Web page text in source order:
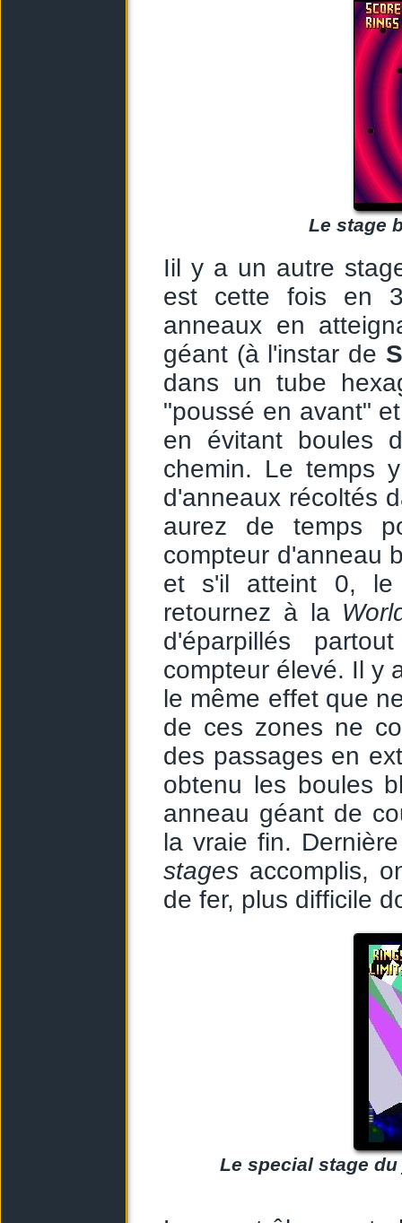
Le stage
Iil y a un autre
est cette fois en
anneaux en
géant (à l'instar de
dans un tube
"poussé en avant"
en évitant boules
chemin. Le temps
d'anneaux récoltés
aurez de temps
compteur d'anneau
et s'il atteint 0, le
retournez à la
d'éparpillés
compteur élevé. Il y
le même effet que
de ces zones ne
des passages en
obtenu les boules
anneau géant de
la vraie fin.
stages accomplis,
de fer, plus difficile
Le special stage